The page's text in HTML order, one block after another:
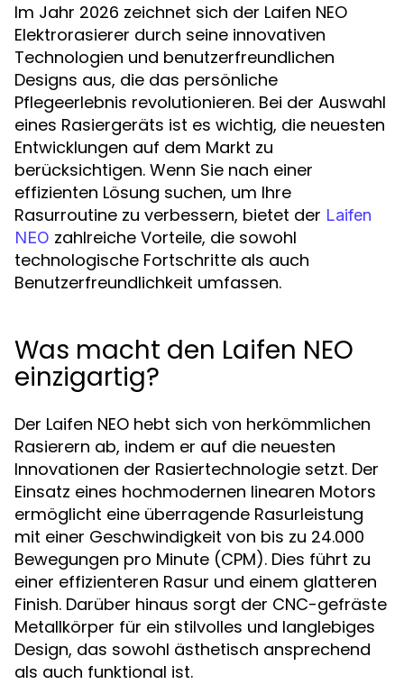
Im Jahr 2026 zeichnet sich der Laifen NEO
Elektrorasierer durch seine innovativen
Technologien und benutzerfreundlichen
Designs aus, die das persönliche
Pflegeerlebnis revolutionieren. Bei der Auswahl
eines Rasiergeräts ist es wichtig, die neuesten
Entwicklungen auf dem Markt zu
berücksichtigen. Wenn Sie nach einer
effizienten Lösung suchen, um Ihre
Rasurroutine zu verbessern, bietet der Laifen
NEO zahlreiche Vorteile, die sowohl
technologische Fortschritte als auch
Benutzerfreundlichkeit umfassen.
Was macht den Laifen NEO
einzigartig?
Der Laifen NEO hebt sich von herkömmlichen
Rasierern ab, indem er auf die neuesten
Innovationen der Rasiertechnologie setzt. Der
Einsatz eines hochmodernen linearen Motors
ermöglicht eine überragende Rasurleistung
mit einer Geschwindigkeit von bis zu 24.000
Bewegungen pro Minute (CPM). Dies führt zu
einer effizienteren Rasur und einem glatteren
Finish. Darüber hinaus sorgt der CNC-gefräste
Metallkörper für ein stilvolles und langlebiges
Design, das sowohl ästhetisch ansprechend
als auch funktional ist.